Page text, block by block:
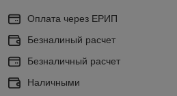
Оплата через ЕРИП
Безналиный расчет
Безналичный расчет
Наличными